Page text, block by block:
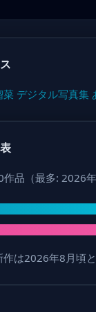
菜 デジタル写真集
品（最多: 2026
は2026年8月頃